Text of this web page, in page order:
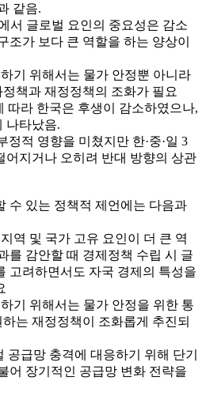
같음.
서 글로벌 요인의 중요성은 감소
조가 보다 큰 역할을 하는 양상이
기 위해서는 물가 안정뿐 아니라
책과 재정정책의 조화가 필요
따라 한국은 후생이 감소하였으나,
나타났음.
정적 영향을 미쳤지만 한·중·일 3
어지거나 오히려 반대 방향의 상관
수 있는 정책적 제언에는 다음과
역 및 국가 고유 요인이 더 큰 역
를 감안할 때 경제정책 수립 시 글
고려하면서도 자국 경제의 특성을
기 위해서는 물가 안정을 위한 통
는 재정정책이 조화롭게 추진되
공급망 충격에 대응하기 위해 단기
어 장기적인 공급망 변화 전략을